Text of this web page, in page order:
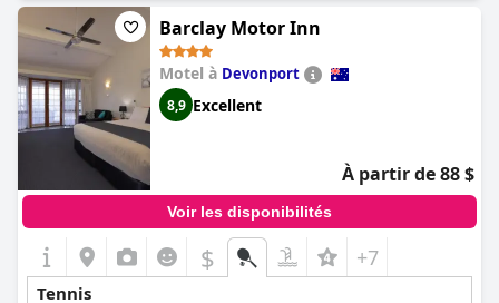
Barclay Motor Inn
Motel à Devonport
8,9 Excellent
À partir de 88 $
Voir les disponibilités
$ +7
Tennis